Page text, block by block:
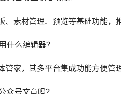
、素材管理、预览等基础功能，
什么编辑器？
管家，其多平台集成功能方便管
众号文章吗？